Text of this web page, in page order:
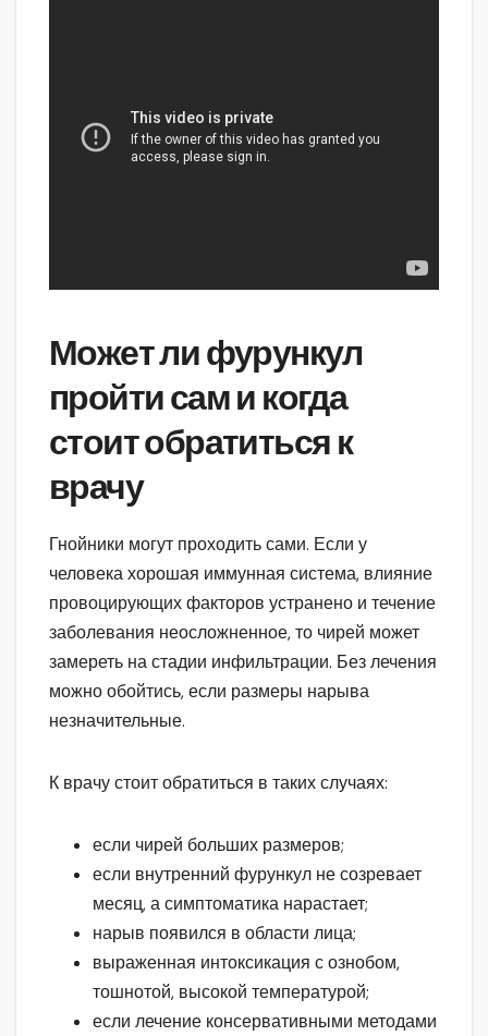
Может ли фурункул
пройти сам и когда
стоит обратиться к
врачу
Гнойники могут проходить сами. Если у
человека хорошая иммунная система, влияние
провоцирующих факторов устранено и течение
заболевания неосложненное, то чирей может
замереть на стадии инфильтрации. Без лечения
можно обойтись, если размеры нарыва
незначительные.
К врачу стоит обратиться в таких случаях:
если чирей больших размеров;
если внутренний фурункул не созревает
месяц, а симптоматика нарастает;
нарыв появился в области лица;
выраженная интоксикация с ознобом,
тошнотой, высокой температурой;
если лечение консервативными методами